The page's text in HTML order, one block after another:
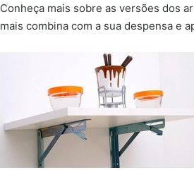
Conheça mais sobre as versões dos
mais combina com a sua despensa e